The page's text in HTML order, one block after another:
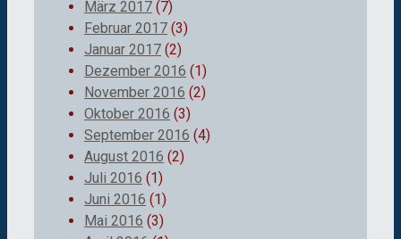
März 2017 (7)
Februar 2017 (3)
Januar 2017 (2)
Dezember 2016 (1)
November 2016 (2)
Oktober 2016 (3)
September 2016 (4)
August 2016 (2)
Juli 2016 (1)
Juni 2016 (1)
Mai 2016 (3)